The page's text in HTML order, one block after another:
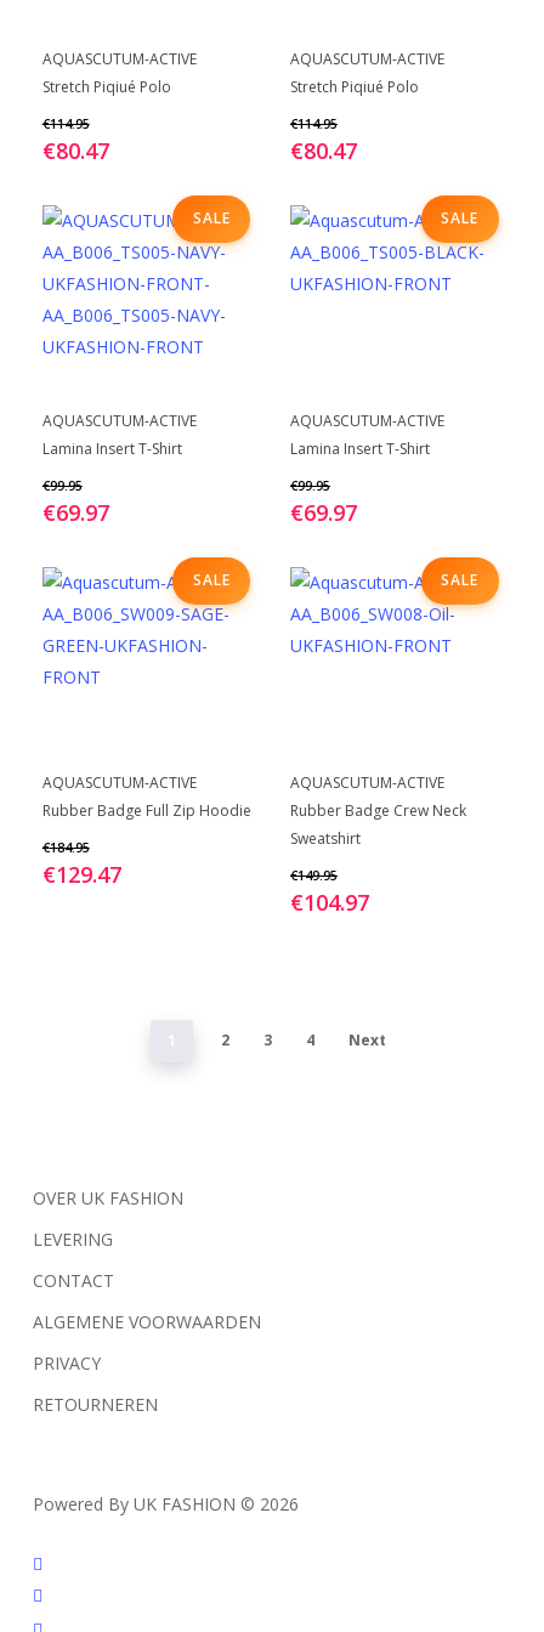
productpagina
productpagina
BEKIJK
product
meerdere
variaties.
optie
kan
gekozen
worden
op
productpagina
AQUASCUTUM-ACTIVE
Stretch Piqiué Polo
€114.95
€80.47
BEKIJK
product
meerdere
variaties.
optie
kan
gekozen
productpagina
AQUASCUTUM-ACTIVE
Stretch Piqiué Polo
€114.95
€80.47
SALE
BEKIJK
product
meerdere
variaties.
optie
kan
gekozen
worden
productpagina
AQUASCUTUM-ACTIVE
Lamina Insert T-Shirt
€99.95
€69.97
SALE
BEKIJK
product
meerdere
variaties.
optie
kan
gekozen
productpagina
AQUASCUTUM-ACTIVE
Lamina Insert T-Shirt
€99.95
€69.97
SALE
BEKIJK
product
meerdere
variaties.
AQUASCUTUM-ACTIVE
Rubber Badge Full Zip Hoodie
€184.95
€129.47
SALE
BEKIJK
product
variaties.
worden
AQUASCUTUM-ACTIVE
Rubber Badge Crew Neck
Sweatshirt
€149.95
€104.97
1 2 3 4 Next
OVER UK FASHION
LEVERING
CONTACT
ALGEMENE VOORWAARDEN
PRIVACY
RETOURNEREN
Powered By UK FASHION © 2026
facebook
instagram